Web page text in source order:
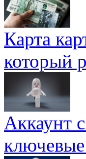
Карта
который
Аккаунт